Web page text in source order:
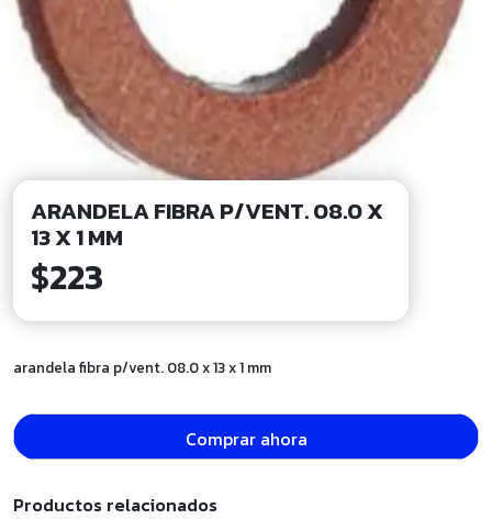
ARANDELA FIBRA P/VENT. 08.0 X
13 X 1 MM
$223
arandela fibra p/vent. 08.0 x 13 x 1 mm
Comprar ahora
Productos relacionados